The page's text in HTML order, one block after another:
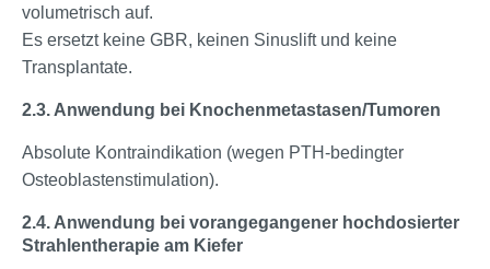
volumetrisch auf.
Es ersetzt keine GBR, keinen Sinuslift und keine
Transplantate.
2.3. Anwendung bei Knochenmetastasen/Tumoren
Absolute Kontraindikation (wegen PTH-bedingter
Osteoblastenstimulation).
2.4. Anwendung bei vorangegangener hochdosierter
Strahlentherapie am Kiefer